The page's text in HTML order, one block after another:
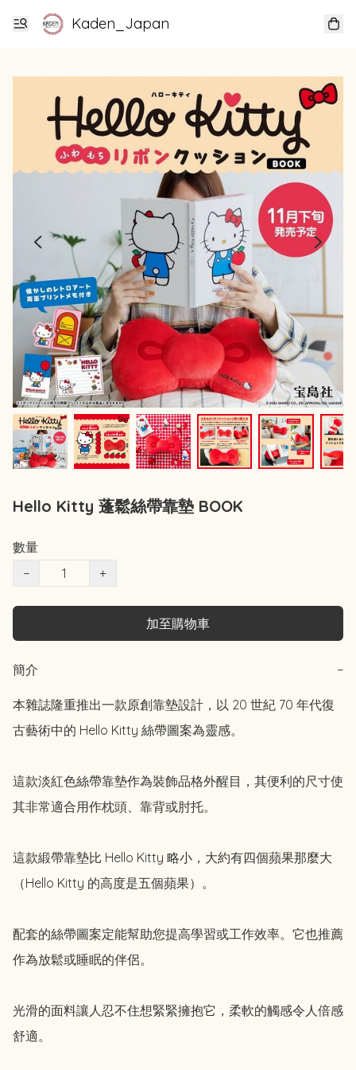
Kaden_Japan
Hello Kitty 蓬鬆絲帶靠墊 BOOK
數量
−
+
加至購物車
簡介 −
本雜誌隆重推出一款原創靠墊設計，以 20 世紀 70 年代復
古藝術中的 Hello Kitty 絲帶圖案為靈感。
這款淡紅色絲帶靠墊作為裝飾品格外醒目，其便利的尺寸使
其非常適合用作枕頭、靠背或肘托。
這款緞帶靠墊比 Hello Kitty 略小，大約有四個蘋果那麼大
（Hello Kitty 的高度是五個蘋果）。
配套的絲帶圖案定能幫助您提高學習或工作效率。它也推薦
作為放鬆或睡眠的伴侶。
光滑的面料讓人忍不住想緊緊擁抱它，柔軟的觸感令人倍感
舒適。